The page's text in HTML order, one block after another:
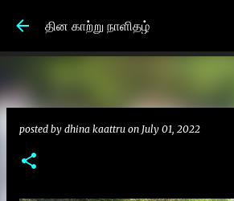
Skip to main content
தின காற்று நாளிதழ்
posted by dhina kaattru on July 01, 2022